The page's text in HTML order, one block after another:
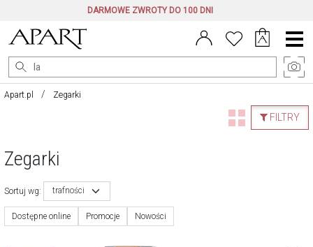
DARMOWE ZWROTY DO 100 DNI
Menu
główne
Apart.pl Zegarki
FILTRY
Zegarki
Sortuj wg: trafności
Dostępne online Promocje Nowości